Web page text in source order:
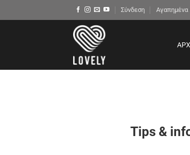
στο
Σύνδεση Αγαπημένα
Tips &